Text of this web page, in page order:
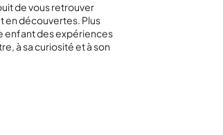
de vous retrouver
en découvertes. Plus
enfant des expériences
à sa curiosité et à son